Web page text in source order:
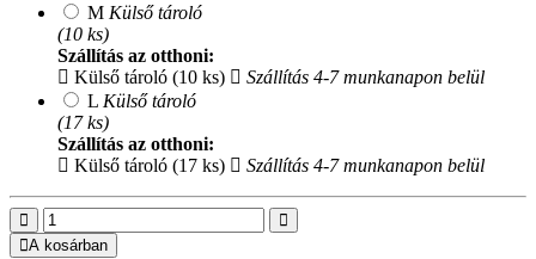
M Külső tároló
(10 ks)
Szállítás az otthoni:
Külső tároló (10 ks)
Szállítás 4-7 munkanapon belül
L Külső tároló
(17 ks)
Szállítás az otthoni:
Külső tároló (17 ks)
Szállítás 4-7 munkanapon belül
A kosárban